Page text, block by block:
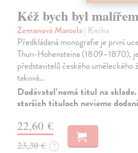
Kéž bych byl malířem
Zemanová Marcela| Kniha
Předkládaná monografie je první
Thun-Hohensteina (1809–1870),
představitelů českého uměleckého
taková…
Dodávateľ nemá titul na
starších tituloch nevieme
22,60 €
23,30 € ?